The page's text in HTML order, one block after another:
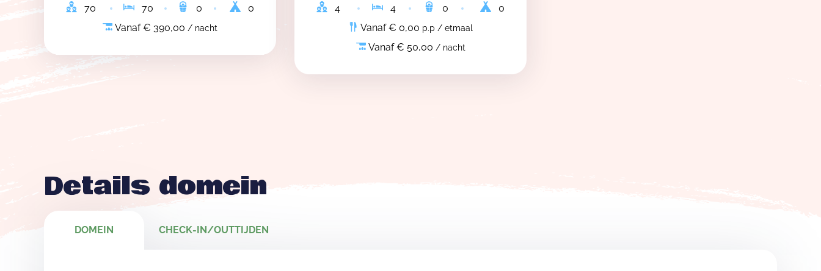
70 70 0
0
Vanaf € 390,00 / nacht
4 4 0
0
Vanaf € 0,00 p.p / etmaal
Vanaf € 50,00 / nacht
Details domein
DOMEIN CHECK-IN/OUTTIJDEN